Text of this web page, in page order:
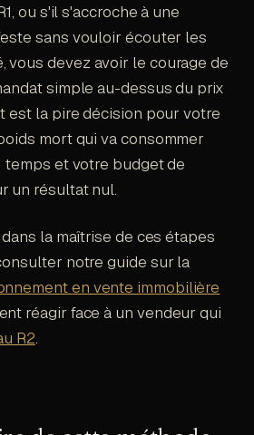
ou s'il s'accroche à une
sans vouloir écouter les
vous devez avoir le courage de
simple au-dessus du prix
est la pire décision pour votre
mort qui va consommer
et votre budget de
un résultat nul.
la maîtrise de ces étapes
notre guide sur la
en vente immobilière
réagir face à un vendeur qui
R2.